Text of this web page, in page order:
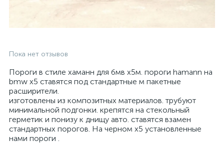
Пока нет отзывов
Пороги в стиле хаманн для бмв х5м. пороги hamann на
bmw x5 ставятся под стандартные м пакетные
расширители.
изготовлены из композитных материалов. трубуют
минимальной подгонки. крепятся на стекольный
герметик и понизу к днищу авто. ставятся взамен
стандартных порогов. На черном х5 установленные
нами пороги .